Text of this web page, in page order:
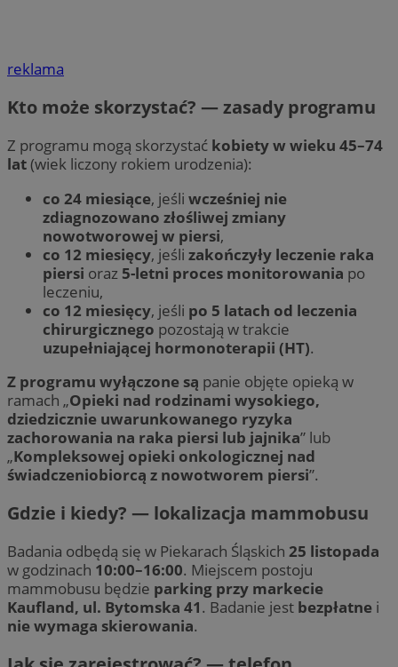
reklama
Kto może skorzystać? — zasady programu
Z programu mogą skorzystać kobiety w wieku 45–74
lat(wiek liczony rokiem urodzenia):
co 24 miesiące, jeśli wcześniej nie
zdiagnozowano złośliwej zmiany
nowotworowej w piersi,
co 12 miesięcy, jeśli zakończyły leczenie raka
piersi oraz 5-letni proces monitorowania po
leczeniu,
co 12 miesięcy, jeśli po 5 latach od leczenia
chirurgicznego pozostają w trakcie
uzupełniającej hormonoterapii (HT).
Z programu wyłączone są panie objęte opieką w
ramach „Opieki nad rodzinami wysokiego,
dziedzicznie uwarunkowanego ryzyka
zachorowania na raka piersi lub jajnika” lub
„Kompleksowej opieki onkologicznej nad
świadczeniobiorcą z nowotworem piersi”.
Gdzie i kiedy? — lokalizacja mammobusu
Badania odbędą się w Piekarach Śląskich 25 listopada
w godzinach 10:00–16:00. Miejscem postoju
mammobusu będzie parking przy markecie
Kaufland, ul. Bytomska 41. Badanie jest bezpłatne i
nie wymaga skierowania.